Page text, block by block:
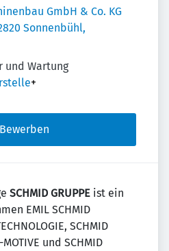
GmbH & Co. KG
Sonnenbühl,
und Wartung
+
Bewerben
SCHMID GRUPPE ist ein
EMIL SCHMID
SCHMID
MOTIVE und SCHMID